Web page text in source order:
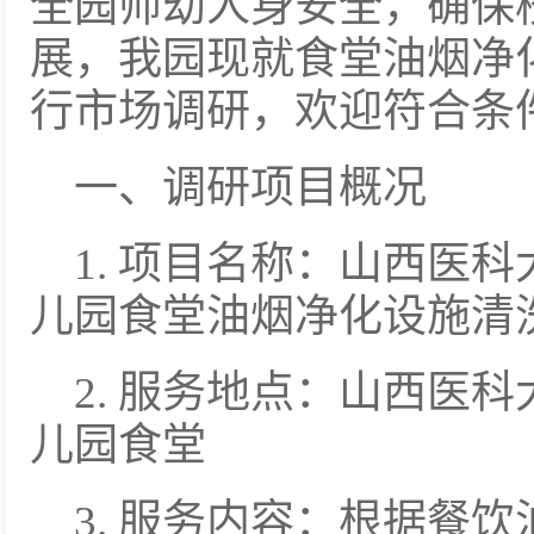
展，我园现就食堂油烟
行市场调研，欢迎符合
一、调研项目概况
1. 项目名称：山西医
儿园食堂油烟净化设施清
2. 服务地点：山西医
儿园食堂
3. 服务内容：根据餐